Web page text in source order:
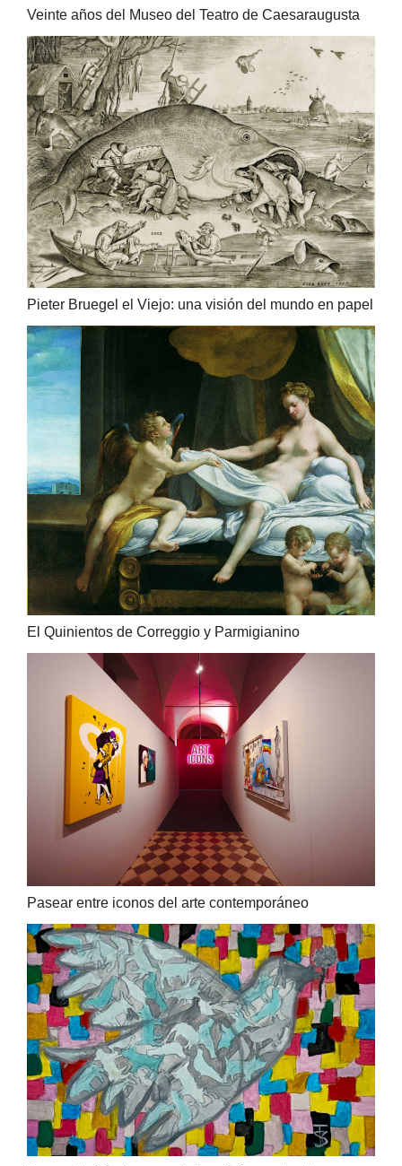
Veinte años del Museo del Teatro de Caesaraugusta
Pieter Bruegel el Viejo: una visión del mundo en papel
El Quinientos de Correggio y Parmigianino
Pasear entre iconos del arte contemporáneo